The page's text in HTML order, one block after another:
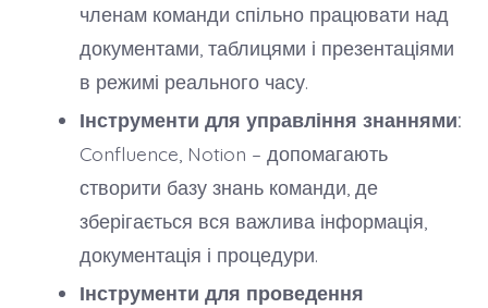
членам команди спільно працювати над
документами, таблицями і презентаціями
в режимі реального часу.
Інструменти для управління знаннями:
Confluence, Notion – допомагають
створити базу знань команди, де
зберігається вся важлива інформація,
документація і процедури.
Інструменти для проведення